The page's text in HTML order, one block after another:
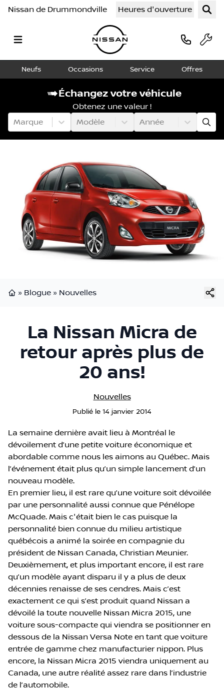
Nissan de Drummondville Heures d'ouverture
Neufs Occasions Service Offres
Échangez votre véhicule
Obtenez une valeur !
Marque
Modèle Année
» Blogue » Nouvelles
La Nissan Micra de
retour après plus de
20 ans!
Nouvelles
Publié le 14 janvier 2014
La semaine dernière avait lieu à Montréal le
dévoilement d’une petite voiture économique et
abordable comme nous les aimons au Québec. Mais
l’événement était plus qu’un simple lancement d’un
nouveau modèle.
En premier lieu, il est rare qu’une voiture soit dévoilée
par une personnalité aussi connue que Pénélope
McQuade. Mais c'était bien le cas puisque la
personnalité bien connue du milieu artistique
québécois a animé la soirée en compagnie du
président de Nissan Canada, Christian Meunier.
Deuxièmement, et plus important encore, il est rare
qu’un modèle ayant disparu il y a plus de deux
décennies renaisse de ses cendres. Mais c’est
exactement ce qui s’est produit quand Nissan a
dévoilé la toute nouvelle Nissan Micra 2015, une
voiture sous-compacte qui viendra se positionner en
dessous de la Nissan Versa Note en tant que voiture
entrée de gamme chez manufacturier nippon. Plus
encore, la Nissan Micra 2015 viendra uniquement au
Canada, une autre réalité assez rare dans l’industrie
de l’automobile.